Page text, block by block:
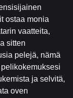
ostaa monia
vaatteita,
sitten
pelejä, nämä
ja selvitä,
oven